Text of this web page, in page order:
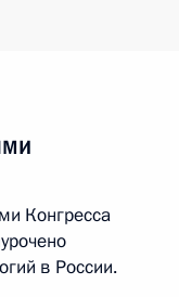
Конгресса
в России.